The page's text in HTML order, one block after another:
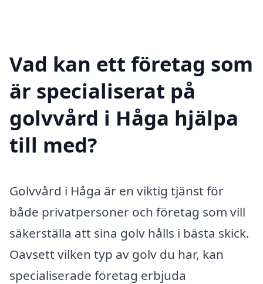
Vad kan ett företag som
är specialiserat på
golvvård i Håga hjälpa
till med?
Golvvård i Håga är en viktig tjänst för
både privatpersoner och företag som vill
säkerställa att sina golv hålls i bästa skick.
Oavsett vilken typ av golv du har, kan
specialiserade företag erbjuda